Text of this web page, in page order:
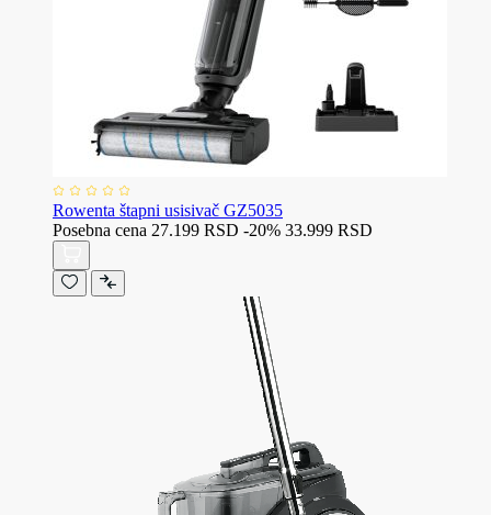
Rowenta štapni usisivač GZ5035
Posebna cena 27.199 RSD -20% 33.999 RSD